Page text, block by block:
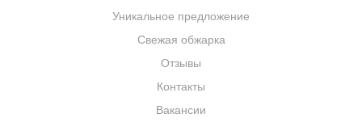
Уникальное предложение
Свежая обжарка
Отзывы
Контакты
Вакансии